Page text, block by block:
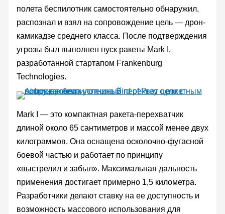
полета беспилотник самостоятельно обнаружил,
распознал и взял на сопровождение цель — дрон-
камикадзе среднего класса. После подтверждения
угрозы был выполнен пуск ракеты Mark I,
разработанной стартапом Frankenburg
Technologies.
Mark I — это компактная ракета-перехватчик
длиной около 65 сантиметров и массой менее двух
килограммов. Она оснащена осколочно-фугасной
боевой частью и работает по принципу
«выстрелил и забыл». Максимальная дальность
применения достигает примерно 1,5 километра.
Разработчики делают ставку на ее доступность и
возможность массового использования для